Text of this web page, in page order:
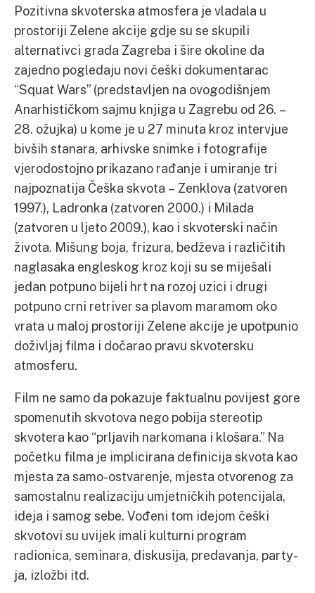
Pozitivna skvoterska atmosfera je vladala u
prostoriji Zelene akcije gdje su se skupili
alternativci grada Zagreba i šire okoline da
zajedno pogledaju novi češki dokumentarac
“Squat Wars” (predstavljen na ovogodišnjem
Anarhističkom sajmu knjiga u Zagrebu od 26. –
28. ožujka) u kome je u 27 minuta kroz intervjue
bivših stanara, arhivske snimke i fotografije
vjerodostojno prikazano rađanje i umiranje tri
najpoznatija Češka skvota – Zenklova (zatvoren
1997.), Ladronka (zatvoren 2000.) i Milada
(zatvoren u ljeto 2009.), kao i skvoterski način
života. Mišung boja, frizura, bedževa i različitih
naglasaka engleskog kroz koji su se miješali
jedan potpuno bijeli hrt na rozoj uzici i drugi
potpuno crni retriver sa plavom maramom oko
vrata u maloj prostoriji Zelene akcije je upotpunio
doživljaj filma i dočarao pravu skvotersku
atmosferu.
Film ne samo da pokazuje faktualnu povijest gore
spomenutih skvotova nego pobija stereotip
skvotera kao “prljavih narkomana i klošara.” Na
početku filma je implicirana definicija skvota kao
mjesta za samo-ostvarenje, mjesta otvorenog za
samostalnu realizaciju umjetničkih potencijala,
ideja i samog sebe. Vođeni tom idejom češki
skvotovi su uvijek imali kulturni program
radionica, seminara, diskusija, predavanja, party-
ja, izložbi itd.